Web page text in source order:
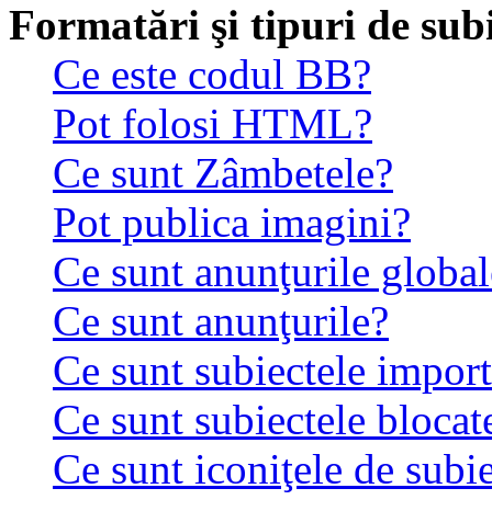
Formatări şi tipuri de
Ce este codul BB?
Pot folosi HTML?
Ce sunt Zâmbetele?
Pot publica imagini?
Ce sunt anunţurile
Ce sunt anunţurile?
Ce sunt subiectele
Ce sunt subiectele
Ce sunt iconiţele de